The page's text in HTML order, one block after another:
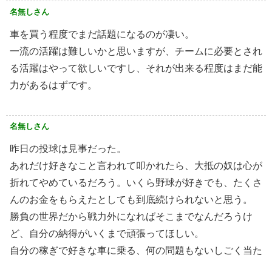
名無しさん
車を買う程度でまだ話題になるのが凄い。
一流の活躍は難しいかと思いますが、チームに必要とされ
る活躍はやって欲しいですし、それが出来る程度はまだ能
力があるはずです。
名無しさん
昨日の投球は見事だった。
あれだけ好きなこと言われて叩かれたら、大抵の奴は心が
折れてやめているだろう。いくら野球が好きでも、たくさ
んのお金をもらえたとしても到底続けられないと思う。
勝負の世界だから戦力外になればそこまでなんだろうけ
ど、自分の納得がいくまで頑張ってほしい。
自分の稼ぎで好きな車に乗る、何の問題もないしごく当た